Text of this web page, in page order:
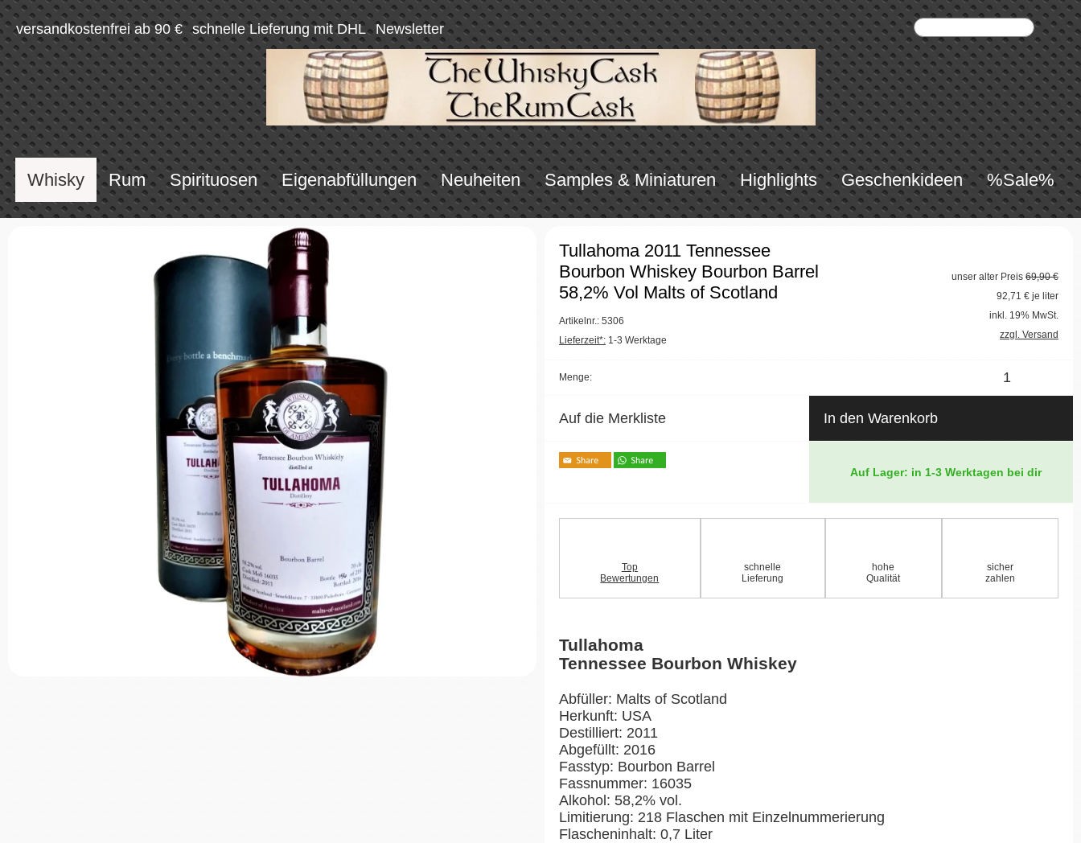
versandkostenfrei ab 90 € schnelle Lieferung mit DHL Newsletter
Whisky Rum Spirituosen Eigenabfüllungen Neuheiten Samples & Miniaturen Highlights Geschenkideen %Sale%
Tullahoma 2011 Tennessee
Bourbon Whiskey Bourbon Barrel
58,2% Vol Malts of Scotland
Artikelnr.: 5306
Lieferzeit*: 1-3 Werktage
unser alter Preis 69,90 €
92,71 € je liter
inkl. 19% MwSt.
zzgl. Versand
Menge:
Auf die Merkliste In den Warenkorb
Auf Lager: in 1-3 Werktagen bei dir
Top
Bewertungen
schnelle
Lieferung
hohe
Qualität
sicher
zahlen
Tullahoma
Tennessee Bourbon Whiskey
Abfüller: Malts of Scotland
Herkunft: USA
Destilliert: 2011
Abgefüllt: 2016
Fasstyp: Bourbon Barrel
Fassnummer: 16035
Alkohol: 58,2% vol.
Limitierung: 218 Flaschen mit Einzelnummerierung
Flascheninhalt: 0,7 Liter